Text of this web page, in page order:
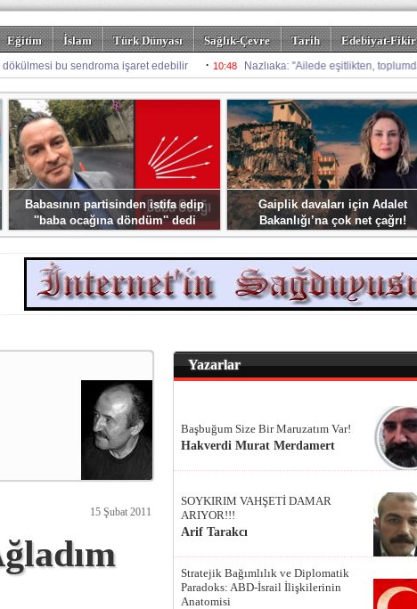
Eğitim İslam Türk Dünyası Sağlık-Çevre Tarih
Edebiyat-Fikir
Galeriler
Babasının partisinden istifa edip
''baba ocağına döndüm'' dedi
Gaiplik davaları için Adalet
Bakanlığı’na çok net çağrı!
15 Şubat 2011
Yazarlar
Başbuğum Size Bir Maruzatım Var!
Hakverdi Murat Merdamert
SOYKIRIM VAHŞETİ DAMAR
ARIYOR!!!
Arif Tarakcı
Stratejik Bağımlılık ve Diplomatik
Paradoks: ABD-İsrail İlişkilerinin
Anatomisi